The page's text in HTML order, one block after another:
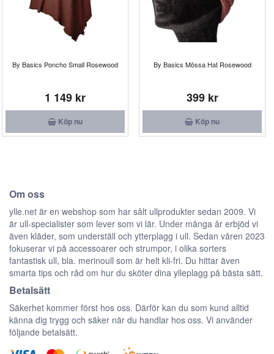
By Basics Poncho Small Rosewood
1 149 kr
Köp nu
By Basics Mössa Hat Rosewood
399 kr
Köp nu
Om oss
ylle.net är en webshop som har sålt ullprodukter sedan 2009. Vi
är ull-specialister som lever som vi lär. Under många år erbjöd vi
även kläder, som underställ och ytterplagg i ull. Sedan våren 2023
fokuserar vi på accessoarer och strumpor, i olika sorters
fantastisk ull, bla. merinoull som är helt kli-fri. Du hittar även
smarta tips och råd om hur du sköter dina ylleplagg på bästa sätt.
Betalsätt
Säkerhet kommer först hos oss. Därför kan du som kund alltid
känna dig trygg och säker när du handlar hos oss. Vi använder
följande betalsätt.